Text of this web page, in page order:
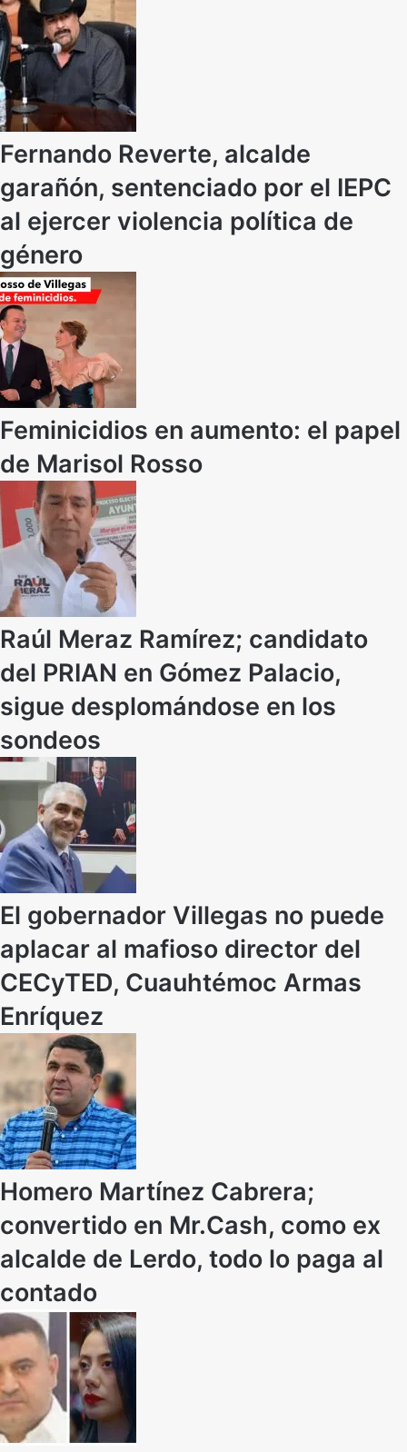
Fernando Reverte, alcalde
garañón, sentenciado por el IEPC
al ejercer violencia política de
género
Feminicidios en aumento: el papel
de Marisol Rosso
Raúl Meraz Ramírez; candidato
del PRIAN en Gómez Palacio,
sigue desplomándose en los
sondeos
El gobernador Villegas no puede
aplacar al mafioso director del
CECyTED, Cuauhtémoc Armas
Enríquez
Homero Martínez Cabrera;
convertido en Mr.Cash, como ex
alcalde de Lerdo, todo lo paga al
contado